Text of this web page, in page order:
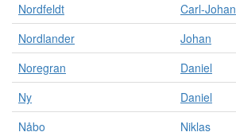
Nordfeldt
Carl-Johan
Nordlander
Johan
Noregran
Daniel
Ny
Daniel
Nåbo
Niklas